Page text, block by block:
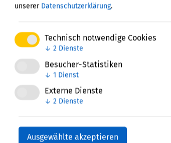
unserer Datenschutzerklärung.
Technisch notwendige Cookies
↓ 2 Dienste
Besucher-Statistiken
↓ 1 Dienst
Externe Dienste
↓ 2 Dienste
Ausgewählte akzeptieren